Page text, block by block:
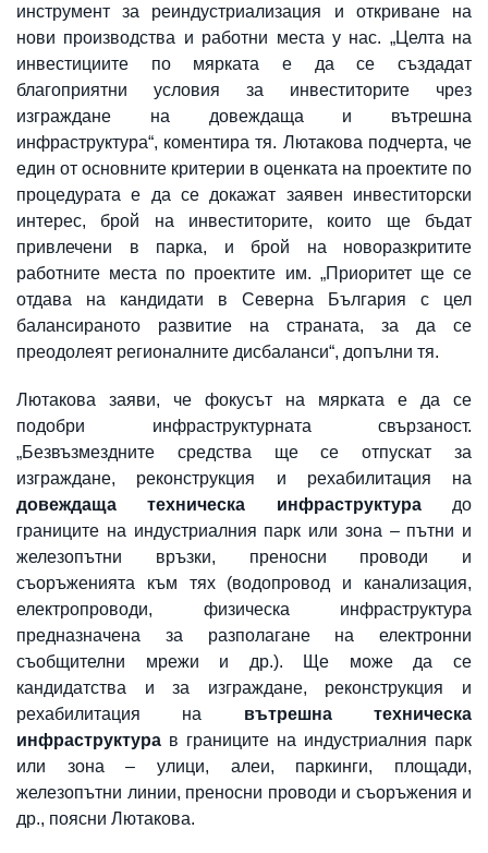
инструмент за реиндустриализация и откриване на
нови производства и работни места у нас. „Целта на
инвестициите по мярката е да се създадат
благоприятни условия за инвеститорите чрез
изграждане на довеждаща и вътрешна
инфраструктура“, коментира тя. Лютакова подчерта, че
един от основните критерии в оценката на проектите по
процедурата е да се докажат заявен инвеститорски
интерес, брой на инвеститорите, които ще бъдат
привлечени в парка, и брой на новоразкритите
работните места по проектите им. „Приоритет ще се
отдава на кандидати в Северна България с цел
балансираното развитие на страната, за да се
преодолеят регионалните дисбаланси“, допълни тя.
Лютакова заяви, че фокусът на мярката е да се
подобри инфраструктурната свързаност.
„Безвъзмездните средства ще се отпускат за
изграждане, реконструкция и рехабилитация на
довеждаща техническа инфраструктурадо
границите на индустриалния парк или зона – пътни и
железопътни връзки, преносни проводи и
съоръженията към тях (водопровод и канализация,
електропроводи, физическа инфраструктура
предназначена за разполагане на електронни
съобщителни мрежи и др.). Ще може да се
кандидатства и за изграждане, реконструкция и
рехабилитация на вътрешна техническа
инфраструктура в границите на индустриалния парк
или зона – улици, алеи, паркинги, площади,
железопътни линии, преносни проводи и съоръжения и
др., поясни Лютакова.